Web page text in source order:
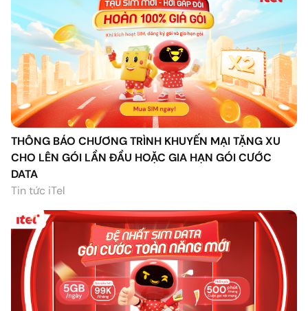
THÔNG BÁO CHƯƠNG TRÌNH KHUYẾN MẠI TẶNG XU
CHO LÊN GÓI LẦN ĐẦU HOẶC GIA HẠN GÓI CƯỚC
DATA
Tin tức iTel